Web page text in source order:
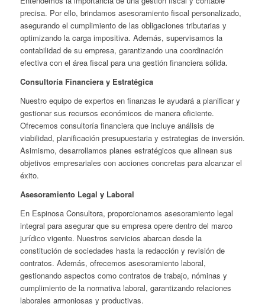
precisa. Por ello, brindamos asesoramiento fiscal personalizado,
asegurando el cumplimiento de las obligaciones tributarias y
optimizando la carga impositiva. Además, supervisamos la
contabilidad de su empresa, garantizando una coordinación
efectiva con el área fiscal para una gestión financiera sólida.
Consultoría Financiera y Estratégica
Nuestro equipo de expertos en finanzas le ayudará a planificar y
gestionar sus recursos económicos de manera eficiente.
Ofrecemos consultoría financiera que incluye análisis de
viabilidad, planificación presupuestaria y estrategias de inversión.
Asimismo, desarrollamos planes estratégicos que alinean sus
objetivos empresariales con acciones concretas para alcanzar el
éxito.
Asesoramiento Legal y Laboral
En Espinosa Consultora, proporcionamos asesoramiento legal
integral para asegurar que su empresa opere dentro del marco
jurídico vigente. Nuestros servicios abarcan desde la
constitución de sociedades hasta la redacción y revisión de
contratos. Además, ofrecemos asesoramiento laboral,
gestionando aspectos como contratos de trabajo, nóminas y
cumplimiento de la normativa laboral, garantizando relaciones
laborales armoniosas y productivas.